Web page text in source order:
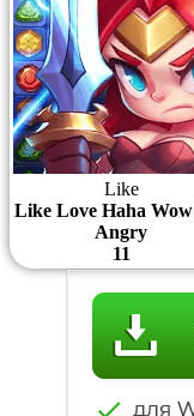
Like
Like Love Haha Wow
Angry
11